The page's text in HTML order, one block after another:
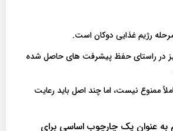
رژیم غذایی دوکان است.
در راستای حفظ پیشرفت های حاصل شده
ممنوع نیست، اما چند اصل باید رعایت
به عنوان یک چارچوب اساسی برای